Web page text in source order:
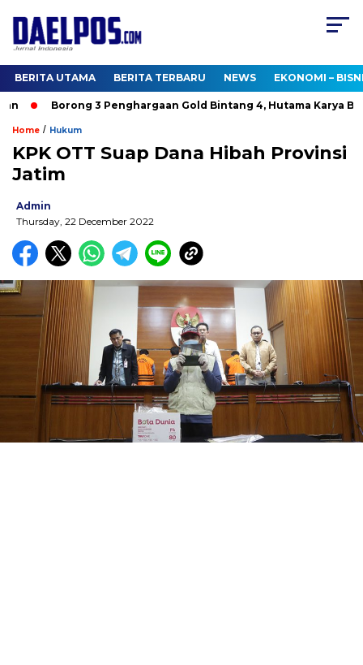
BERITA UTAMA BERITA TERBARU NEWS EKONOMI –
Borong 3 Penghargaan Gold Bintang 4, Hutama Karya
Home / Hukum
KPK OTT Suap Dana Hibah Provinsi
Jatim
Admin
Thursday, 22 December 2022